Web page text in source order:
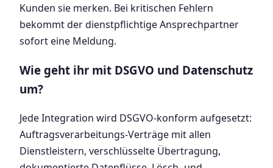
Kunden sie merken. Bei kritischen Fehlern
bekommt der dienstpflichtige Ansprechpartner
sofort eine Meldung.
Wie geht ihr mit DSGVO und Datenschutz
um?
Jede Integration wird DSGVO-konform aufgesetzt:
Auftragsverarbeitungs-Verträge mit allen
Dienstleistern, verschlüsselte Übertragung,